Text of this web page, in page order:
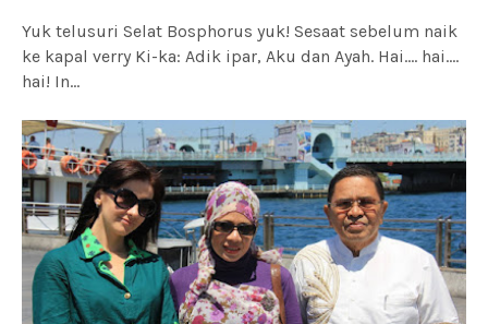
Yuk telusuri Selat Bosphorus yuk! Sesaat sebelum naik
ke kapal verry Ki-ka: Adik ipar, Aku dan Ayah. Hai.... hai....
hai! In...